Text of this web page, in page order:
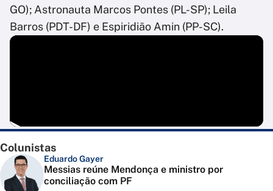
GO); Astronauta Marcos Pontes (PL-SP); Leila
Barros (PDT-DF) e Espiridião Amin (PP-SC).
Colunistas
Eduardo Gayer
Messias reúne Mendonça e ministro por
conciliação com PF